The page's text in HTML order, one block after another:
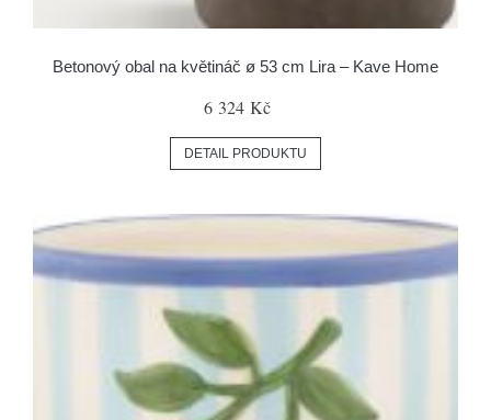
Betonový obal na květináč ø 53 cm Lira – Kave Home
6 324 Kč
DETAIL PRODUKTU